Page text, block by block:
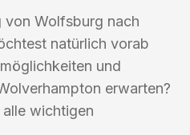
von Wolfsburg nach
natürlich vorab
und
erwarten?
alle wichtigen